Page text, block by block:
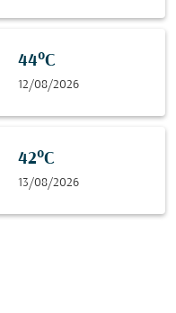
44°C
12/08/2026
42°C
13/08/2026